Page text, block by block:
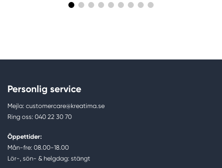
Personlig service
Mejla: customercare@kreatima.se
Ring oss: 040 22 30 70
Öppettider:
Mån-fre: 08.00-18.00
Lör-, sön- & helgdag: stängt